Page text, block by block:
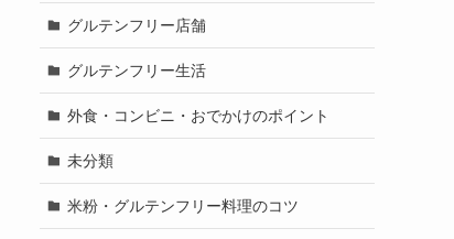
グルテンフリー店舗
グルテンフリー生活
外食・コンビニ・おでかけのポイント
未分類
米粉・グルテンフリー料理のコツ